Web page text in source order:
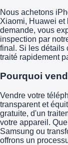
Nous achetons
Xiaomi, Huawei et
demande, vous
inspection par
final. Si les détails
traité rapidement
Pourquoi
Vendre votre
transparent et
gratuite, d'un
votre appareil.
Samsung ou
offrons un